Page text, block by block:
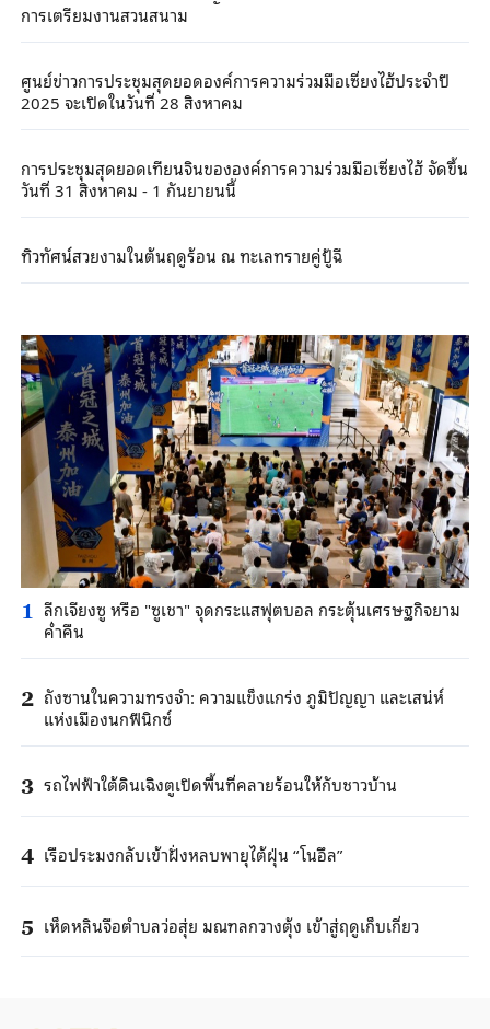
การเตรียมงานสวนสนาม
ศูนย์ข่าวการประชุมสุดยอดองค์การความร่วมมือเซี่ยงไฮ้ประจำปี
2025 จะเปิดในวันที่ 28 สิงหาคม
การประชุมสุดยอดเทียนจินขององค์การความร่วมมือเซี่ยงไฮ้ จัดขึ้น
วันที่ 31 สิงหาคม - 1 กันยายนนี้
ทิวทัศน์สวยงามในต้นฤดูร้อน ณ ทะเลทรายคู่ปู้ฉี
1 ลีกเจียงซู หรือ "ซูเชา" จุดกระแสฟุตบอล กระตุ้นเศรษฐกิจยาม
ค่ำคืน
2 ถังซานในความทรงจำ: ความแข็งแกร่ง ภูมิปัญญา และเสน่ห์
แห่งเมืองนกฟีนิกซ์
3 รถไฟฟ้าใต้ดินเฉิงตูเปิดพื้นที่คลายร้อนให้กับชาวบ้าน
4 เรือประมงกลับเข้าฝั่งหลบพายุไต้ฝุ่น “โนอึล”
5 เห็ดหลินจือตำบลว่อสุ่ย มณฑลกวางตุ้ง เข้าสู่ฤดูเก็บเกี่ยว